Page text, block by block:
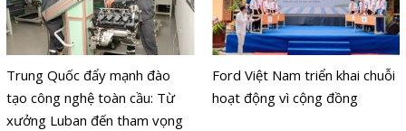
Trung Quốc đẩy mạnh đào
tạo công nghệ toàn cầu: Từ
xưởng Luban đến tham vọng
Ford Việt Nam triển khai chuỗi
hoạt động vì cộng đồng